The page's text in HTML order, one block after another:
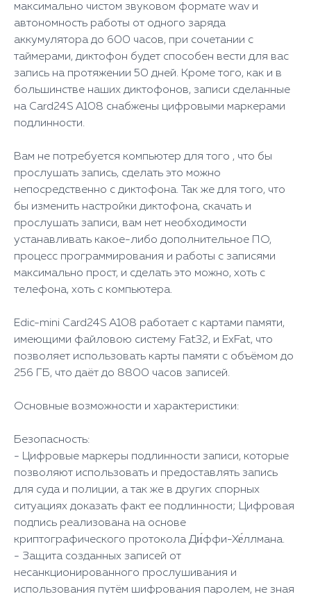
максимально чистом звуковом формате wav и
автономность работы от одного заряда
аккумулятора до 600 часов, при сочетании с
таймерами, диктофон будет способен вести для вас
запись на протяжении 50 дней. Кроме того, как и в
большинстве наших диктофонов, записи сделанные
на Card24S A108 снабжены цифровыми маркерами
подлинности.
Вам не потребуется компьютер для того , что бы
прослушать запись, сделать это можно
непосредственно с диктофона. Так же для того, что
бы изменить настройки диктофона, скачать и
прослушать записи, вам нет необходимости
устанавливать какое-либо дополнительное ПО,
процесс программирования и работы с записями
максимально прост, и сделать это можно, хоть с
телефона, хоть с компьютера.
Edic-mini Card24S A108 работает с картами памяти,
имеющими файловою систему Fat32, и ExFat, что
позволяет использовать карты памяти с объёмом до
256 ГБ, что даёт до 8800 часов записей.
Основные возможности и характеристики:
Безопасность:
- Цифровые маркеры подлинности записи, которые
позволяют использовать и предоставлять запись
для суда и полиции, а так же в других спорных
ситуациях доказать факт ее подлинности; Цифровая
подпись реализована на основе
криптографического протокола Ди́ффи-Хе́ллмана.
- Защита созданных записей от
несанкционированного прослушивания и
использования путём шифрования паролем, не зная